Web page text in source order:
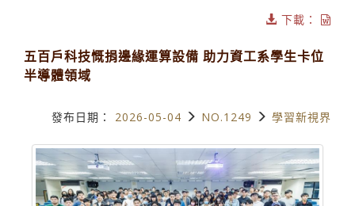
下載：
五百戶科技慨捐邊緣運算設備 助力資工系學生卡位
半導體領域
發布日期： 2026-05-04 NO.1249 學習新視界